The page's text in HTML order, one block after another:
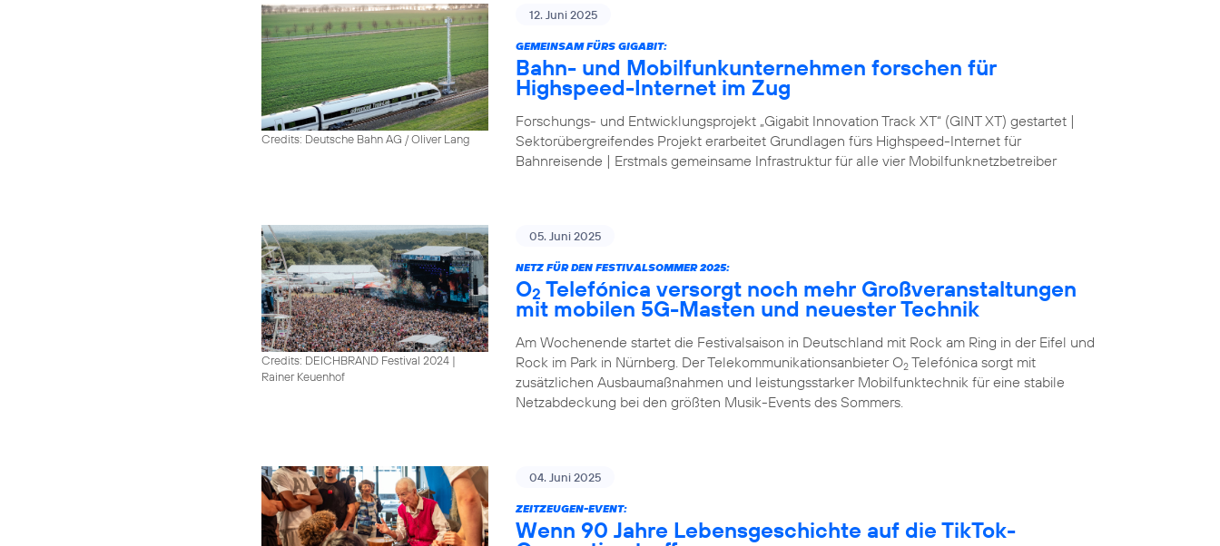
Credits: Deutsche Bahn AG / Oliver Lang
12. Juni 2025
GEMEINSAM FÜRS GIGABIT:
Bahn- und Mobilfunkunternehmen forschen für
Highspeed-Internet im Zug
Forschungs- und Entwicklungsprojekt „Gigabit Innovation Track XT“ (GINT XT) gestartet |
Sektorübergreifendes Projekt erarbeitet Grundlagen fürs Highspeed-Internet für
Bahnreisende | Erstmals gemeinsame Infrastruktur für alle vier Mobilfunknetzbetreiber
Credits: DEICHBRAND Festival 2024 |
Rainer Keuenhof
05. Juni 2025
NETZ FÜR DEN FESTIVALSOMMER 2025:
O2 Telefónica versorgt noch mehr Großveranstaltungen
mit mobilen 5G-Masten und neuester Technik
Am Wochenende startet die Festivalsaison in Deutschland mit Rock am Ring in der Eifel und
Rock im Park in Nürnberg. Der Telekommunikationsanbieter O2 Telefónica sorgt mit
zusätzlichen Ausbaumaßnahmen und leistungsstarker Mobilfunktechnik für eine stabile
Netzabdeckung bei den größten Musik-Events des Sommers.
04. Juni 2025
ZEITZEUGEN-EVENT:
Wenn 90 Jahre Lebensgeschichte auf die TikTok-